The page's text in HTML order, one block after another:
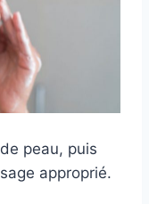
peau, puis
approprié.